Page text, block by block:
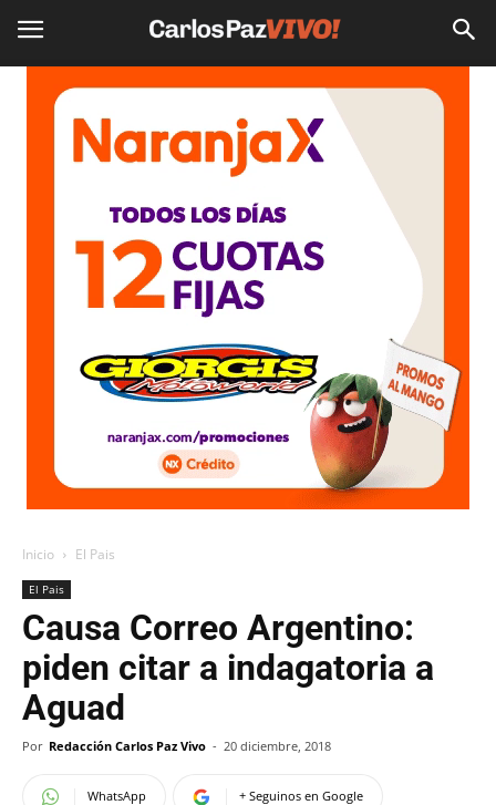
Inicio El Pais
El Pais
Causa Correo Argentino:
piden citar a indagatoria a
Aguad
Por Redacción Carlos Paz Vivo - 20 diciembre, 2018
WhatsApp + Seguinos en Google